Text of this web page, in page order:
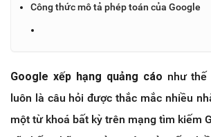
Công thức mô tả phép toán của Google
Google xếp hạng quảng cáo như
luôn là câu hỏi được thắc mắc nhiều
một từ khoá bất kỳ trên mạng tìm kiếm